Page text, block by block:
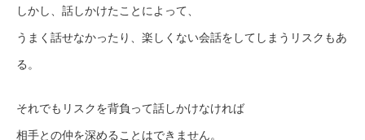
しかし、話しかけたことによって、
うまく話せなかったり、楽しくない会話をしてしまうリスクもあ
る。
それでもリスクを背負って話しかけなければ
相手との仲を深めることはできません。